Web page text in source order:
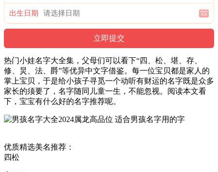
出生日期
热门小娃名字大全集，父母们可以看下“四、松、堪、存、
修、炅、法、爵”等优异中文字借鉴。每一位宝贝都是家人的
掌上宝贝，于是给小孩子寻觅一个动听有财运的名字既是众多
家长的须要了，名字随同儿童一生，不能忽视。阅读本文看
下，宝宝有什么好的名字推荐呢。
优质精选美名推荐：
四松